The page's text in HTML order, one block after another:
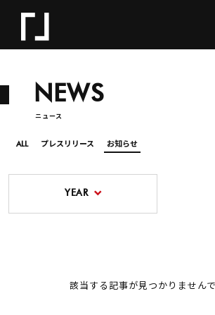
NEWS
ニュース
ALL プレスリリース お知らせ
YEAR
該当する記事が見つかりませんで